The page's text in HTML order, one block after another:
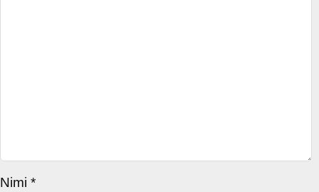
Nimi *